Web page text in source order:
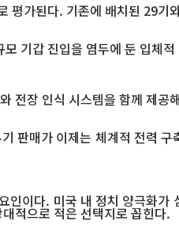
가된다. 기존에 배치된 29기
기갑 진입을 염두에 둔 입체적
전장 인식 시스템을 함께 제공
판매가 이제는 체계적 전력
인이다. 미국 내 정치 양극화
적으로 적은 선택지로 꼽힌다.